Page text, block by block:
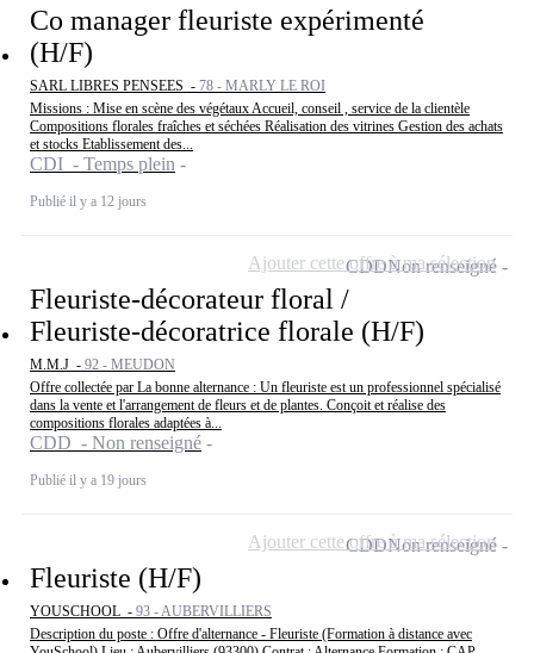
Co manager fleuriste expérimenté
(H/F)
SARL LIBRES PENSEES - 78 - MARLY LE ROI
Missions : Mise en scène des végétaux Accueil, conseil , service de la clientèle
Compositions florales fraîches et séchées Réalisation des vitrines Gestion des achats
et stocks Etablissement des...
CDI - Temps plein
Publié il y a 12 jours
Fleuriste-décorateur floral /
Fleuriste-décoratrice florale (H/F)
M.M.J - 92 - MEUDON
Offre collectée par La bonne alternance : Un fleuriste est un professionnel spécialisé
dans la vente et l'arrangement de fleurs et de plantes. Conçoit et réalise des
compositions florales adaptées à...
CDD - Non renseigné
Publié il y a 19 jours
CDDNon renseigné
Ajouter cette offre à ma sélection
Fleuriste (H/F)
YOUSCHOOL - 93 - AUBERVILLIERS
Description du poste : Offre d'alternance - Fleuriste (Formation à distance avec
CDDNon renseigné
Ajouter cette offre à ma sélection